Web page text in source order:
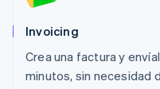
Invoicing
Crea una factura y
minutos, sin necesidad
Noruega
English
Nueva Zelandia
English